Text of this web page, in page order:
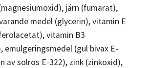
järn (fumarat),
medel (glycerin), vitamin E
vitamin B3
emulgeringsmedel (gul bivax E-
av solros E-322), zink (zinkoxid),